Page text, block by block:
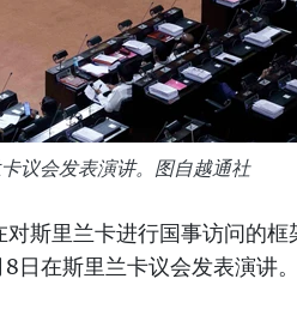
议会发表演讲。图自越通社
斯里兰卡进行国事访问的框
日在斯里兰卡议会发表演讲。